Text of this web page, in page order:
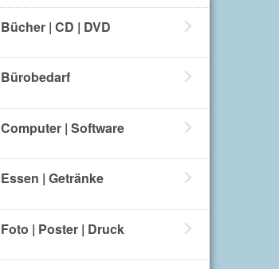
Bücher | CD | DVD
Bürobedarf
Computer | Software
Essen | Getränke
Foto | Poster | Druck